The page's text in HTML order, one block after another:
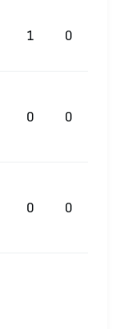
1 0
0 0
0 0